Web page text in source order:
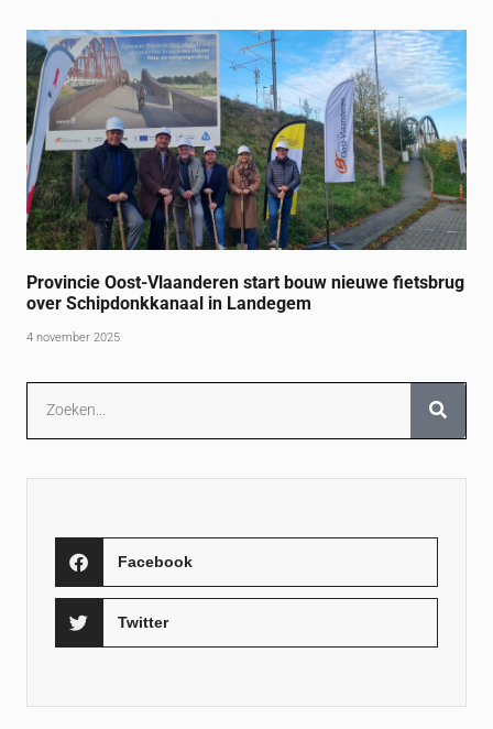
Provincie Oost-Vlaanderen start bouw nieuwe fietsbrug
over Schipdonkkanaal in Landegem
4 november 2025
Facebook
Twitter